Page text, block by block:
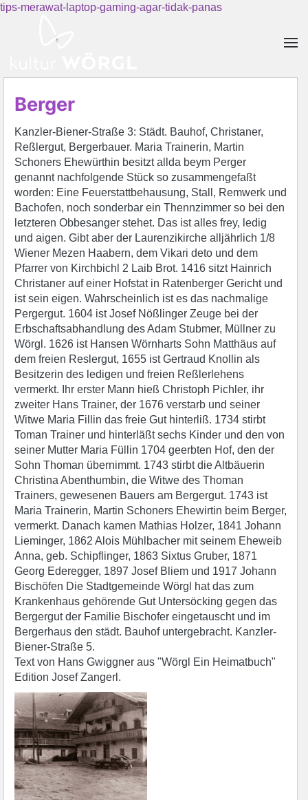
tips-merawat-laptop-gaming-agar-tidak-panas
Berger
Kanzler-Biener-Straße 3: Städt. Bauhof, Christaner,
Reßlergut, Bergerbauer. Maria Trainerin, Martin
Schoners Ehewürthin besitzt allda beym Perger
genannt nachfolgende Stück so zusammengefaßt
worden: Eine Feuerstattbehausung, Stall, Remwerk und
Bachofen, noch sonderbar ein Thennzimmer so bei den
letzteren Obbesanger stehet. Das ist alles frey, ledig
und aigen. Gibt aber der Laurenzikirche alljährlich 1/8
Wiener Mezen Haabern, dem Vikari deto und dem
Pfarrer von Kirchbichl 2 Laib Brot. 1416 sitzt Hainrich
Christaner auf einer Hofstat in Ratenberger Gericht und
ist sein eigen. Wahrscheinlich ist es das nachmalige
Pergergut. 1604 ist Josef Nößlinger Zeuge bei der
Erbschaftsabhandlung des Adam Stubmer, Müllner zu
Wörgl. 1626 ist Hansen Wörnharts Sohn Matthäus auf
dem freien Reslergut, 1655 ist Gertraud Knollin als
Besitzerin des ledigen und freien Reßlerlehens
vermerkt. Ihr erster Mann hieß Christoph Pichler, ihr
zweiter Hans Trainer, der 1676 verstarb und seiner
Witwe Maria Fillin das freie Gut hinterliß. 1734 stirbt
Toman Trainer und hinterläßt sechs Kinder und den von
seiner Mutter Maria Füllin 1704 geerbten Hof, den der
Sohn Thoman übernimmt. 1743 stirbt die Altbäuerin
Christina Abenthumbin, die Witwe des Thoman
Trainers, gewesenen Bauers am Bergergut. 1743 ist
Maria Trainerin, Martin Schoners Ehewirtin beim Berger,
vermerkt. Danach kamen Mathias Holzer, 1841 Johann
Lieminger, 1862 Alois Mühlbacher mit seinem Eheweib
Anna, geb. Schipflinger, 1863 Sixtus Gruber, 1871
Georg Ederegger, 1897 Josef Bliem und 1917 Johann
Bischöfen Die Stadtgemeinde Wörgl hat das zum
Krankenhaus gehörende Gut Untersöcking gegen das
Bergergut der Familie Bischofer eingetauscht und im
Bergerhaus den städt. Bauhof untergebracht. Kanzler-
Biener-Straße 5.
Text von Hans Gwiggner aus "Wörgl Ein Heimatbuch"
Edition Josef Zangerl.